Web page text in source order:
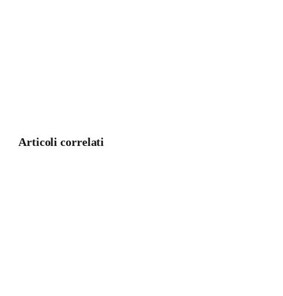
Articoli correlati